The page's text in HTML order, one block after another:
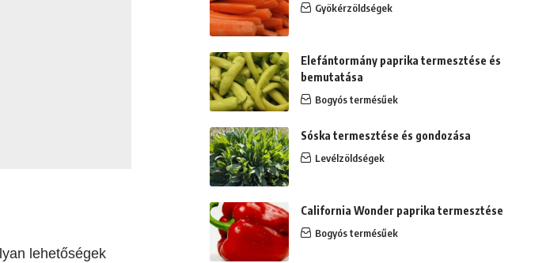
lehetőségek
Gyökérzöldségek
Elefántormány paprika termesztése és
bemutatása
Bogyós termésűek
Sóska termesztése és gondozása
Levélzöldségek
California Wonder paprika termesztése
Bogyós termésűek